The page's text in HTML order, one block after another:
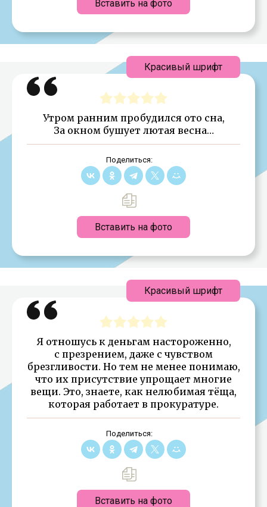
Вставить на фото
Утром ранним пробудился ото сна,
За окном бушует лютая весна…
Поделиться:
Вставить на фото
Красивый шрифт
Я отношусь к деньгам настороженно,
с презрением, даже с чувством
брезгливости. Но тем не менее понимаю,
что их присутствие упрощает многие
вещи. Это, знаете, как нелюбимая тёща,
которая работает в прокуратуре.
Поделиться:
Вставить на фото
Красивый шрифт